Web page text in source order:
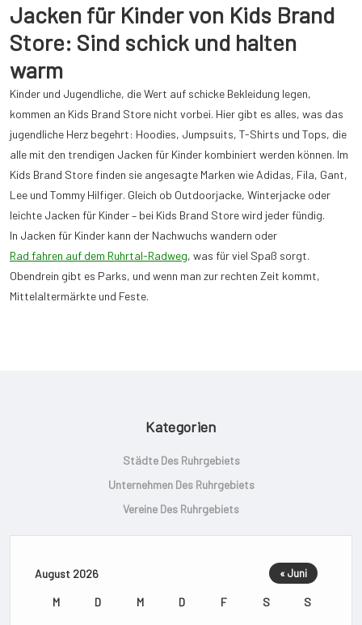
Jacken für Kinder von Kids Brand
Store: Sind schick und halten
warm
Kinder und Jugendliche, die Wert auf schicke Bekleidung legen,
kommen an Kids Brand Store nicht vorbei. Hier gibt es alles, was das
jugendliche Herz begehrt: Hoodies, Jumpsuits, T-Shirts und Tops, die
alle mit den trendigen Jacken für Kinder kombiniert werden können. Im
Kids Brand Store finden sie angesagte Marken wie Adidas, Fila, Gant,
Lee und Tommy Hilfiger. Gleich ob Outdoorjacke, Winterjacke oder
leichte Jacken für Kinder – bei Kids Brand Store wird jeder fündig.
In Jacken für Kinder kann der Nachwuchs wandern oder
Rad fahren auf dem Ruhrtal-Radweg, was für viel Spaß sorgt.
Obendrein gibt es Parks, und wenn man zur rechten Zeit kommt,
Mittelaltermärkte und Feste.
Kategorien
Städte Des Ruhrgebiets
Unternehmen Des Ruhrgebiets
Vereine Des Ruhrgebiets
August 2026
M D M D F S S
« Juni